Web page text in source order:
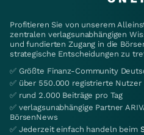
Profitieren Sie von unserem
zentralen verlagsunabhängigen
und fundierten Zugang in die
strategische Entscheidungen zu
✅ Größte Finanz-Community
✅ über 550.000 registrierte Nutzer
✅ rund 2.000 Beiträge pro Tag
✅ verlagsunabhängige Partner
BörsenNews
✅ Jederzeit einfach handeln beim